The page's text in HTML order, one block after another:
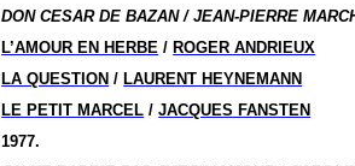
DON CESAR DE BAZAN / JEAN-PIERRE
L’AMOUR EN HERBE / ROGER ANDRIEUX
LA QUESTION / LAURENT HEYNEMANN
LE PETIT MARCEL /JACQUES FANSTEN
1977.